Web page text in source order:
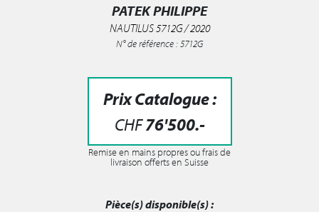
PATEK PHILIPPE
NAUTILUS 5712G / 2020
N° de référence : 5712G
Prix Catalogue :
CHF76'500.-
Remise en mains propres ou frais de
livraison offerts en Suisse
Pièce(s) disponible(s) :